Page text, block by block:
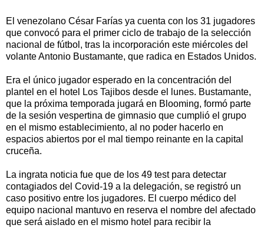
El venezolano César Farías ya cuenta con los 31 jugadores
que convocó para el primer ciclo de trabajo de la selección
nacional de fútbol, tras la incorporación este miércoles del
volante Antonio Bustamante, que radica en Estados Unidos.
Era el único jugador esperado en la concentración del
plantel en el hotel Los Tajibos desde el lunes. Bustamante,
que la próxima temporada jugará en Blooming, formó parte
de la sesión vespertina de gimnasio que cumplió el grupo
en el mismo establecimiento, al no poder hacerlo en
espacios abiertos por el mal tiempo reinante en la capital
cruceña.
La ingrata noticia fue que de los 49 test para detectar
contagiados del Covid-19 a la delegación, se registró un
caso positivo entre los jugadores. El cuerpo médico del
equipo nacional mantuvo en reserva el nombre del afectado
que será aislado en el mismo hotel para recibir la